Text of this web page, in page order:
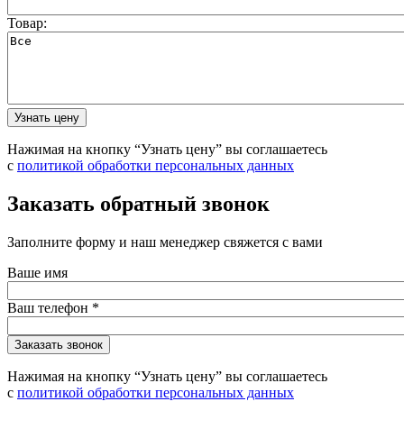
Товар:
Нажимая на кнопку “Узнать цену” вы соглашаетесь
с политикой обработки персональных данных
Заказать обратный звонок
Заполните форму и наш менеджер свяжется с вами
Ваше имя
Ваш телефон *
Нажимая на кнопку “Узнать цену” вы соглашаетесь
с политикой обработки персональных данных